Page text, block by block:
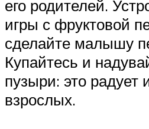
его родителей.
игры с фруктовой
сделайте малышу
Купайтесь и
пузыри: это радует
взрослых.